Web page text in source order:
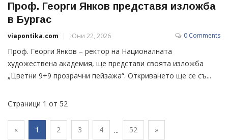
Проф. Георги Янков представя изложба
в Бургас
viapontika.com Юни 22, 2026 0 Comments
Проф. Георги Янков – ректор на Националната
художествена академия, ще представи своята изложба
„Цветни 9+9 прозрачни пейзажа“. Откриването ще се съ...
Страници 1 от 52
« 1 2 3 4 ... 52 »